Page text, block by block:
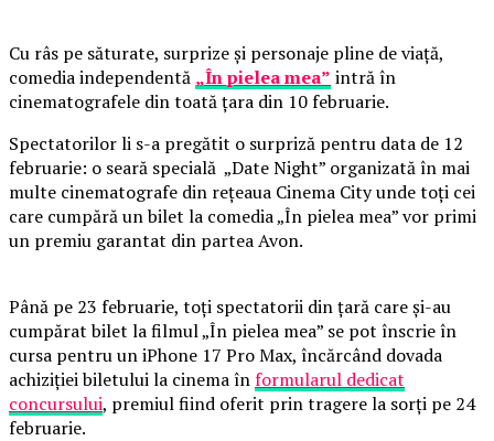
Cu râs pe săturate, surprize și personaje pline de viață,
comedia independentă „În pielea mea” intră în
cinematografele din toată țara din 10 februarie.
Spectatorilor li s-a pregătit o surpriză pentru data de 12
februarie: o seară specială „Date Night” organizată în mai
multe cinematografe din rețeaua Cinema City unde toți cei
care cumpără un bilet la comedia „În pielea mea” vor primi
un premiu garantat din partea Avon.
Până pe 23 februarie, toți spectatorii din țară care și-au
cumpărat bilet la filmul „În pielea mea” se pot înscrie în
cursa pentru un iPhone 17 Pro Max, încărcând dovada
achiziției biletului la cinema înformularul dedicat
concursului, premiul fiind oferit prin tragere la sorți pe 24
februarie.